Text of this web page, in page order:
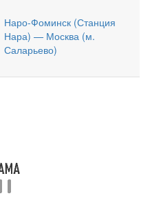
Наро-Фоминск (Станция
Нара) — Москва (м.
Саларьево)